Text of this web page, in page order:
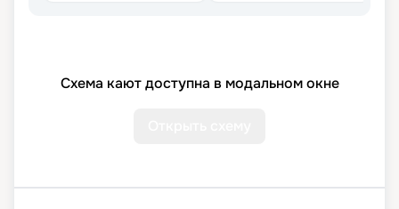
Схема кают доступна в модальном окне